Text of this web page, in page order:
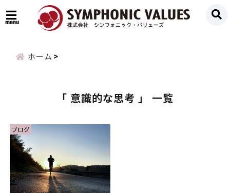
menu
ホーム
「 意識的な思考 」 一覧
ブログ